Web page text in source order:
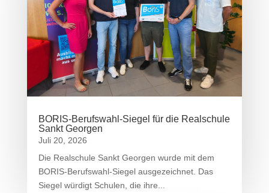
BORIS-Berufswahl-Siegel für die Realschule
Sankt Georgen
Juli 20, 2026
Die Realschule Sankt Georgen wurde mit dem
BORIS-Berufswahl-Siegel ausgezeichnet. Das
Siegel würdigt Schulen, die ihre...